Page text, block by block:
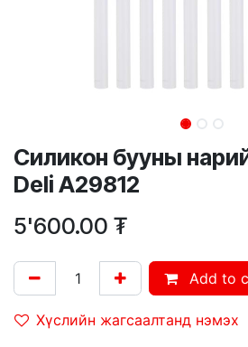
Силикон бууны
Deli A29812
5'600.00 ₮
Add to
Хүслийн жагсаалтанд нэмэх